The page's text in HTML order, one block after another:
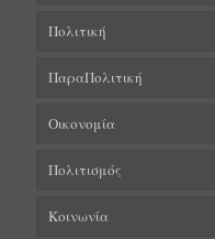
Πολιτική
ΠαραΠολιτική
Οικονομία
Πολιτισμός
Κοινωνία